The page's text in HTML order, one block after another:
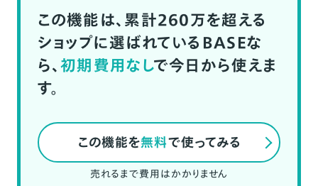
この機能は、累計260万を超える
ショップに選ばれているBASEな
ら、初期費用なしで今日から使えま
す。
この機能を無料で使ってみる
売れるまで費用はかかりません